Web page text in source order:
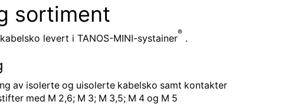
sortiment
levert i TANOS-MINI-systainer
®
.
av isolerte og uisolerte kabelsko samt kontakter
med M 2,6; M 3; M 3,5; M 4 og M 5